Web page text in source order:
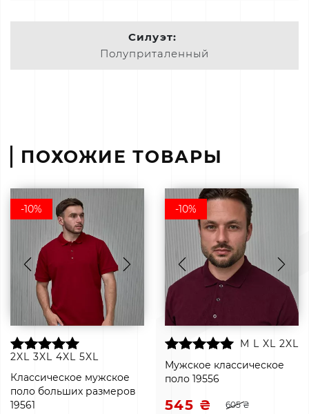
Силуэт:
Полуприталенный
ПОХОЖИЕ ТОВАРЫ
-10%
2XL 3XL 4XL 5XL
Классическое мужское
поло больших размеров
19561
-10%
M L XL 2XL
Мужское классическое
поло 19556
545 ₴ 605 ₴